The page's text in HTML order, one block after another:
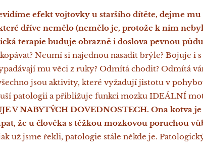
efekt vojtovky u staršího dítěte, dejme
dříve nemělo (nemělo je, protože k nim
terapie buduje obrazně i doslova pevnou
Neumí si najednou nasadit brýle? Bojuje i
mu věci z ruky? Odmítá chodit? Odmítá
jsou aktivity, které vyžadují jistotu v
patologii a přibližuje funkci mozku IDEÁLNÍ
V NABYTÝCH DOVEDNOSTECH. Ona kotva
že u člověka s těžkou mozkovou poruchou
už jsme řekli, patologie stále někde je.